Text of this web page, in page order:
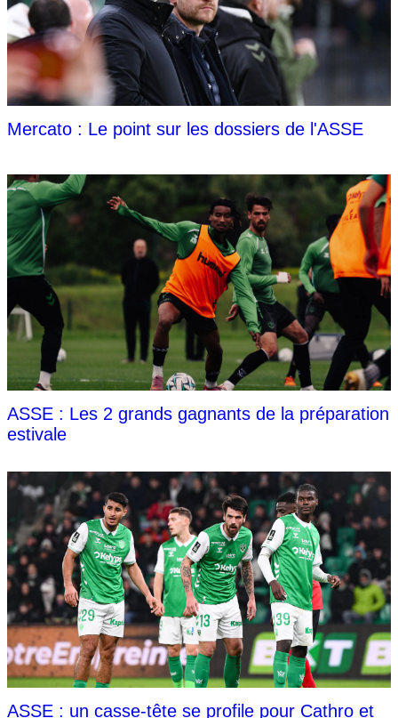
Mercato : Le point sur les dossiers de l'ASSE
ASSE : Les 2 grands gagnants de la préparation
estivale
ASSE : un casse-tête se profile pour Cathro et